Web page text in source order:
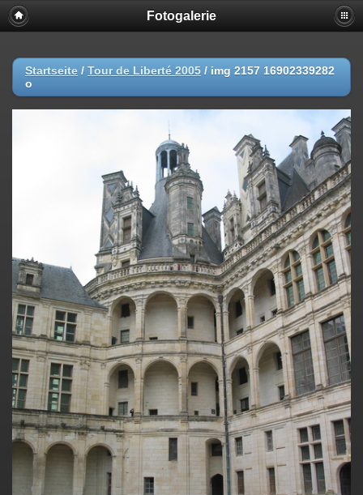
Fotogalerie
Startseite / Tour de Liberté 2005 / img 2157 16902339282
o